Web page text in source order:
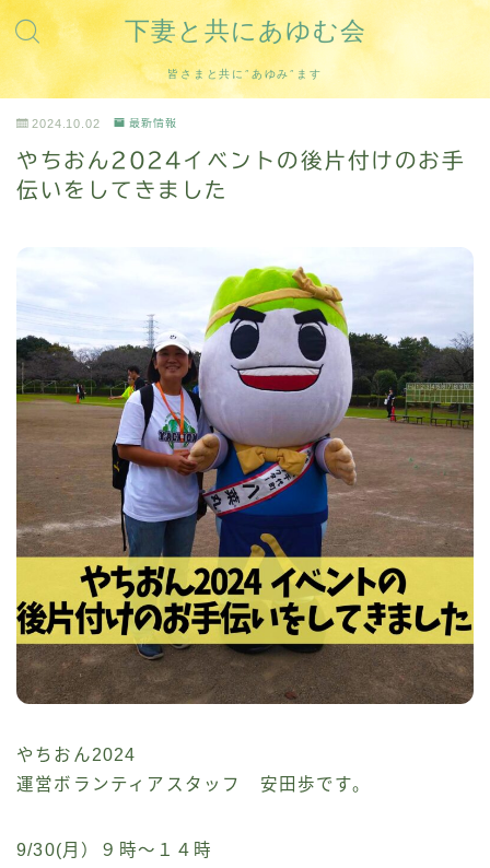
下妻と共にあゆむ会
皆さまと共に”あゆみ”ます
2024.10.02 最新情報
やちおん2024イベントの後片付けのお手
伝いをしてきました
やちおん2024
運営ボランティアスタッフ 安田歩です。
9/30(月）９時～１４時